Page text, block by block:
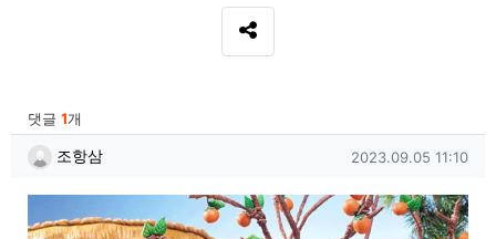
SNS 공유
댓글 1개
조항삼님의 댓글
조항삼 작성일
2023.09.05 11:10